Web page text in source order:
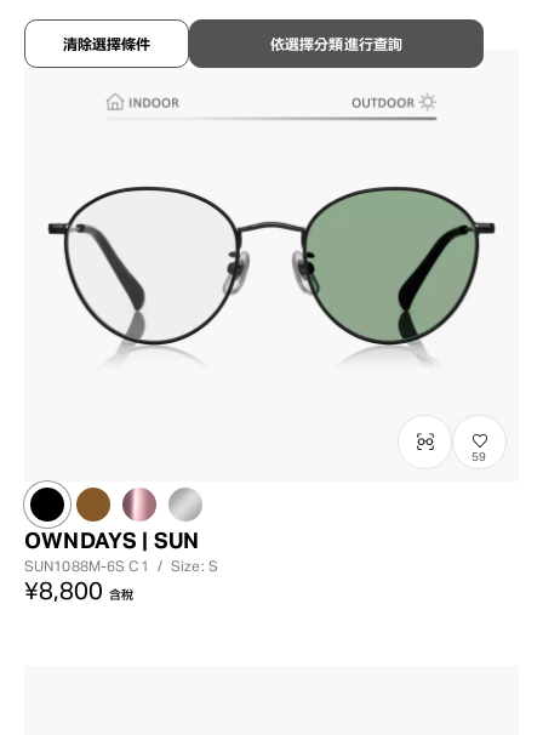
依選擇分類進行查詢
清除選擇條件
59
OWNDAYS | SUN
SUN1088M-6SC1 / Size: S
¥8,800 含稅